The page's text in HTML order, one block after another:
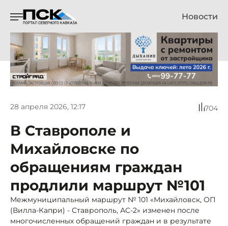
Новости
28 апреля 2026, 12:17 704
В Ставрополе и
Михайловске по
обращениям граждан
продлили маршрут №101
Межмуниципальный маршрут № 101 «Михайловск, ОП
(Вилла-Капри) - Ставрополь, АС-2» изменен после
многочисленных обращений граждан и в результате